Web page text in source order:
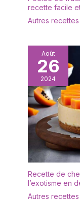
recette facile
Autres
Août
26
2024
Recette de
l’exotisme en
Autres